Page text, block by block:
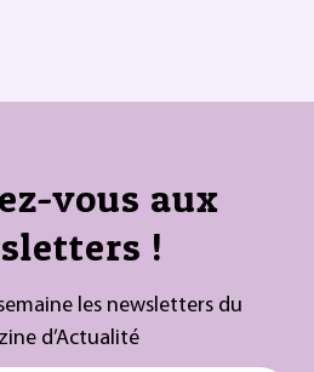
vous aux
!
les newsletters du
d’Actualité